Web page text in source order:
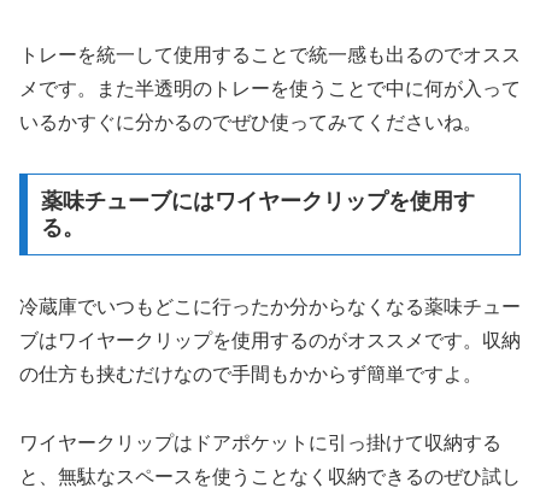
トレーを統一して使用することで統一感も出るのでオスス
メです。また半透明のトレーを使うことで中に何が入って
いるかすぐに分かるのでぜひ使ってみてくださいね。
薬味チューブにはワイヤークリップを使用す
る。
冷蔵庫でいつもどこに行ったか分からなくなる薬味チュー
ブはワイヤークリップを使用するのがオススメです。収納
の仕方も挟むだけなので手間もかからず簡単ですよ。
ワイヤークリップはドアポケットに引っ掛けて収納する
と、無駄なスペースを使うことなく収納できるのぜひ試し